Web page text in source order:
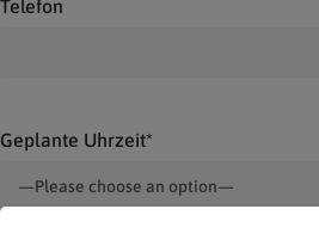
Telefon
Geplante Uhrzeit*